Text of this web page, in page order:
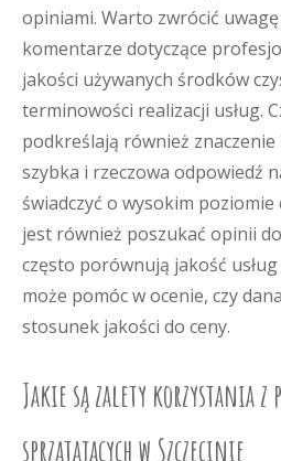
opiniami. Warto zwrócić
komentarze dotyczące
jakości używanych środków
terminowości realizacji usług.
podkreślają również
szybka i rzeczowa odpowiedź
świadczyć o wysokim
jest również poszukać opinii
często porównują jakość
może pomóc w ocenie, czy
stosunek jakości do ceny.
Jakie są zalety korzystania z
sprzątających w Szczecinie